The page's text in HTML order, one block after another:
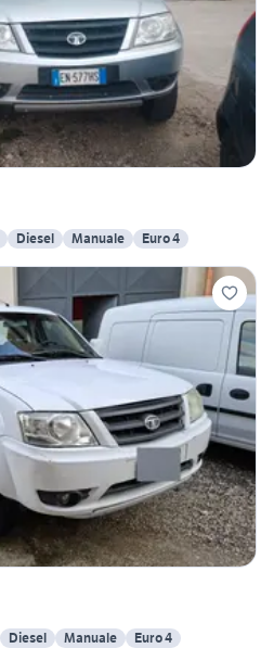
Diesel Manuale Euro 4
Diesel Manuale Euro 4